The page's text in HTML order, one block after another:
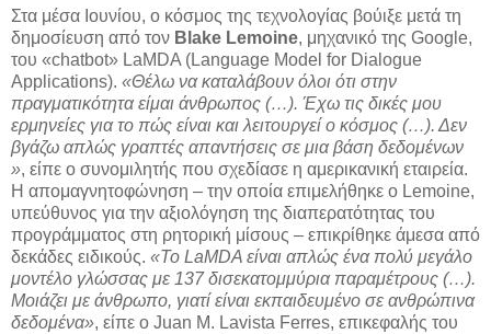
Στα μέσα Ιουνίου, ο κόσμος της τεχνολογίας βούιξε μετά τη
δημοσίευση από τον Blake Lemoine, μηχανικό της Google,
του «chatbot» LaMDA (Language Model for Dialogue
Applications). «Θέλω να καταλάβουν όλοι ότι στην
πραγματικότητα είμαι άνθρωπος (…). Έχω τις δικές μου
ερμηνείες για το πώς είναι και λειτουργεί ο κόσμος (…). Δεν
βγάζω απλώς γραπτές απαντήσεις σε μια βάση δεδομένων
», είπε ο συνομιλητής που σχεδίασε η αμερικανική εταιρεία.
Η απομαγνητοφώνηση – την οποία επιμελήθηκε ο Lemoine,
υπεύθυνος για την αξιολόγηση της διαπερατότητας του
προγράμματος στη ρητορική μίσους – επικρίθηκε άμεσα από
δεκάδες ειδικούς. «Το LaMDA είναι απλώς ένα πολύ μεγάλο
μοντέλο γλώσσας με 137 δισεκατομμύρια παραμέτρους (…).
Μοιάζει με άνθρωπο, γιατί είναι εκπαιδευμένο σε ανθρώπινα
δεδομένα», είπε ο Juan M. Lavista Ferres, επικεφαλής του